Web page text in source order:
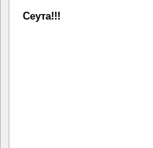
Сеута!!!
Майорка — Тенерифе 2025